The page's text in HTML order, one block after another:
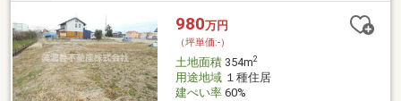
980万円
（坪単価:-）
土地面積354m2
用途地域１種住居
建ぺい率60%